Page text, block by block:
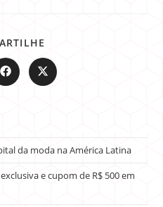
da moda na América Latina
e cupom de R$ 500 em